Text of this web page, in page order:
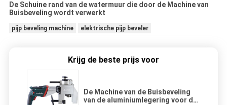
De Schuine rand van de watermuur die door de Machine van
Buisbeveling wordt verwerkt
pijp beveling machine elektrische pijp beveler
Krijg de beste prijs voor
De Machine van de Buisbeveling
van de aluminiumlegering voor de